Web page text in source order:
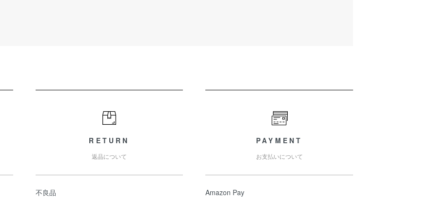
RETURN
返品について
不良品
PAYMENT
お支払いについて
Amazon Pay